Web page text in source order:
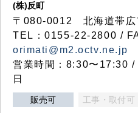
(株)反町
〒080-0012 北海道帯広
TEL：0155-22-2800 /
orimati@m2.octv.ne.jp
営業時間：8:30〜17:30 /
日
販売可 工事・取付可